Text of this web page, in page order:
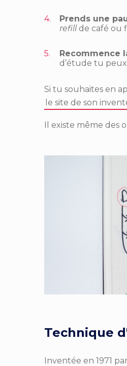
Prends une
refill de café ou
Recommence
d’étude tu
Si tu souhaites en
le site de son
Il existe même des
Technique
Inventée en 1971 par